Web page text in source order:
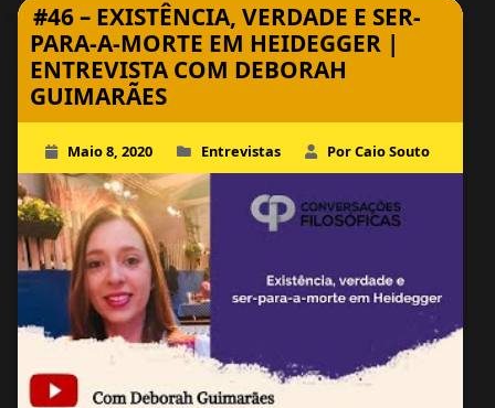
#46 – EXISTÊNCIA, VERDADE E SER-
PARA-A-MORTE EM HEIDEGGER |
ENTREVISTA COM DEBORAH
GUIMARÃES
Maio 8, 2020 Entrevistas Por Caio Souto